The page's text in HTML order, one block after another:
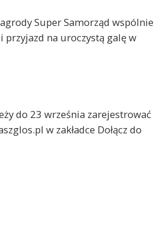
Super Samorząd wspólnie
przyjazd na uroczystą galę w
do 23 września zarejestrować
w zakładce Dołącz do